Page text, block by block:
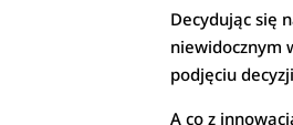
Decydując się
niewidocznym
podjęciu
A co z